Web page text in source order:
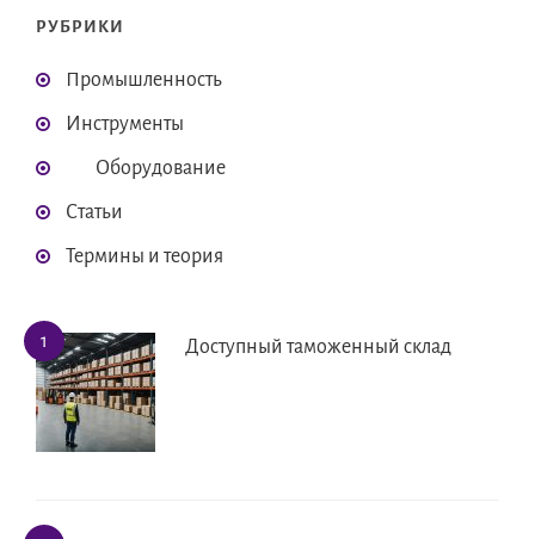
РУБРИКИ
Промышленность
Инструменты
Оборудование
Статьи
Термины и теория
Доступный таможенный склад